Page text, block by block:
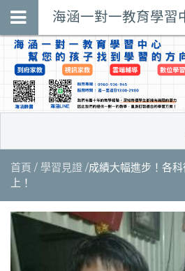
海涵一對一教育學習
首頁 學習見證
成績大幅進步！各
上！